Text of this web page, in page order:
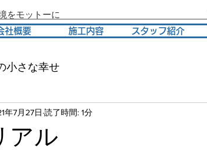
をモットーに
社概要 施工内容 スタッフ紹介
小さな幸せ
アル
年7月27日 読了時間: 1分